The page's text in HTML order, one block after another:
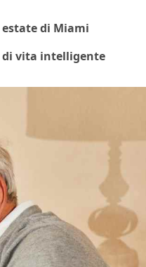
di Miami
di vita intelligente